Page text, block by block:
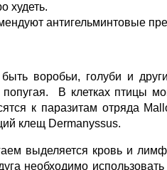
худеть.
антигельминтовые
воробьи, голуби и
В клетках птицы
к паразитам отряда
клещ Dermanyssus.
выделяется кровь и
необходимо